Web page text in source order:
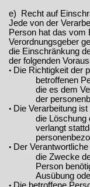
e) Recht auf
Jede von der
Person hat das vom
Verordnungsgeber
die Einschränkung
der folgenden
• Die Richtigkeit der
betroffenen
die es dem
der
• Die Verarbeitung
die Löschung
verlangt
• Der
die Zwecke
Person
Ausübung